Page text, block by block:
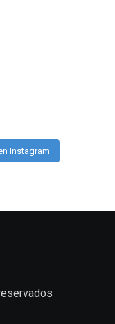
Instagram